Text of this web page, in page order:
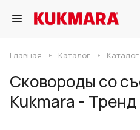
Главная Каталог
Сковороды со
Kukmara - Тренд